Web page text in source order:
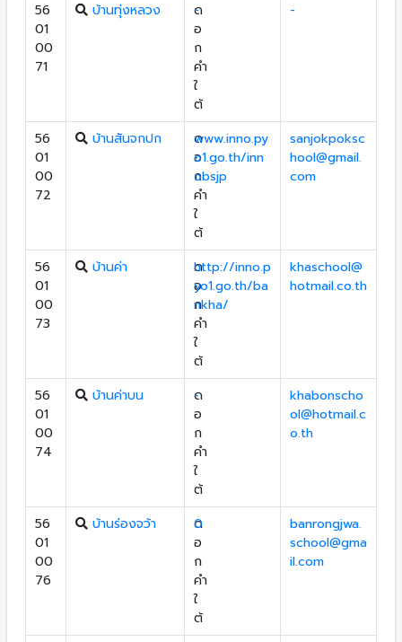
56
01
00
71
บ้านทุ่งหลวง
ด
อ
ก
คำ
ใ
ต้
- -
56
01
00
72
บ้านสันจกปก
ด
อ
ก
คำ
ใ
ต้
www.inno.py
o1.go.th/inn
obsjp
sanjokpoksc
hool@gmail.
com
56
01
00
73
บ้านค่า
ด
อ
ก
คำ
ใ
ต้
http://inno.p
yo1.go.th/ba
nkha/
khaschool@
hotmail.co.th
56
01
00
74
บ้านค่าบน
ด
อ
ก
คำ
ใ
ต้
-
khabonscho
ol@hotmail.c
o.th
56
01
00
76
บ้านร่องจว้า
ด
อ
ก
คำ
ใ
ต้
0
banrongjwa.
school@gma
il.com